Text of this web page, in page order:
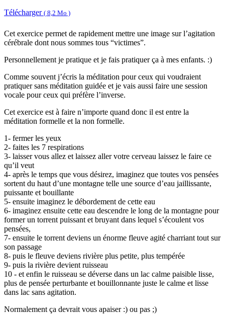
Télécharger ( 8,2 Mo )
Cet exercice permet de rapidement mettre une image sur l’agitation
cérébrale dont nous sommes tous “victimes”.
Personnellement je pratique et je fais pratiquer ça à mes enfants. :)
Comme souvent j’écris la méditation pour ceux qui voudraient
pratiquer sans méditation guidée et je vais aussi faire une session
vocale pour ceux qui préfère l’inverse.
Cet exercice est à faire n’importe quand donc il est entre la
méditation formelle et la non formelle.
1- fermer les yeux
2- faites les 7 respirations
3- laisser vous allez et laissez aller votre cerveau laissez le faire ce
qu’il veut
4- après le temps que vous désirez, imaginez que toutes vos pensées
sortent du haut d’une montagne telle une source d’eau jaillissante,
puissante et bouillante
5- ensuite imaginez le débordement de cette eau
6- imaginez ensuite cette eau descendre le long de la montagne pour
former un torrent puissant et bruyant dans lequel s’écoulent vos
pensées,
7- ensuite le torrent deviens un énorme fleuve agité charriant tout sur
son passage
8- puis le fleuve deviens rivière plus petite, plus tempérée
9- puis la rivière devient ruisseau
10 - et enfin le ruisseau se déverse dans un lac calme paisible lisse,
plus de pensée perturbante et bouillonnante juste le calme et lisse
dans lac sans agitation.
Normalement ça devrait vous apaiser :) ou pas ;)